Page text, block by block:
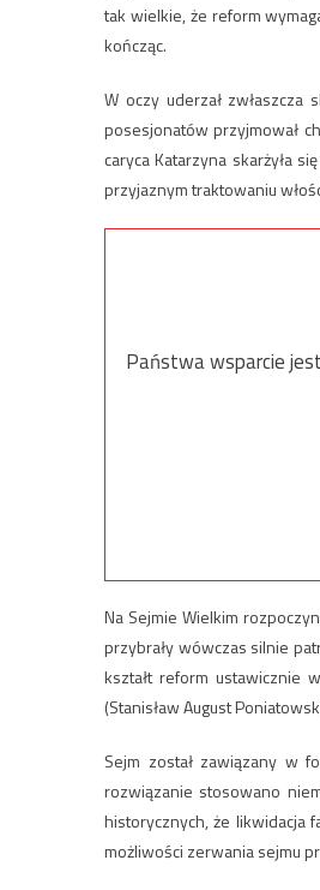
tak wielkie, że reform
kończąc.
W oczy uderzał
posesjonatów przyjmował
caryca Katarzyna skarżyła
przyjaznym traktowaniu
Państwa wsparcie
Na Sejmie Wielkim
przybrały wówczas silnie
kształt reform ustawicznie
(Stanisław August
Sejm został zawiązany w
rozwiązanie stosowano
historycznych, że likwidacja
możliwości zerwania sejmu